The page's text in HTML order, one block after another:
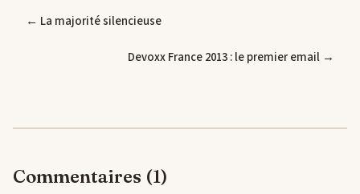
← La majorité silencieuse
Devoxx France 2013 : le premier email →
Commentaires (1)